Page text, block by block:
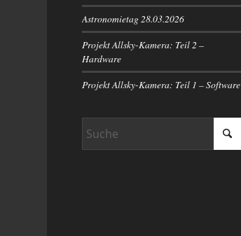
Astronomietag 28.03.2026
Projekt Allsky-Kamera: Teil 2 –
Hardware
Projekt Allsky-Kamera: Teil 1 – Software